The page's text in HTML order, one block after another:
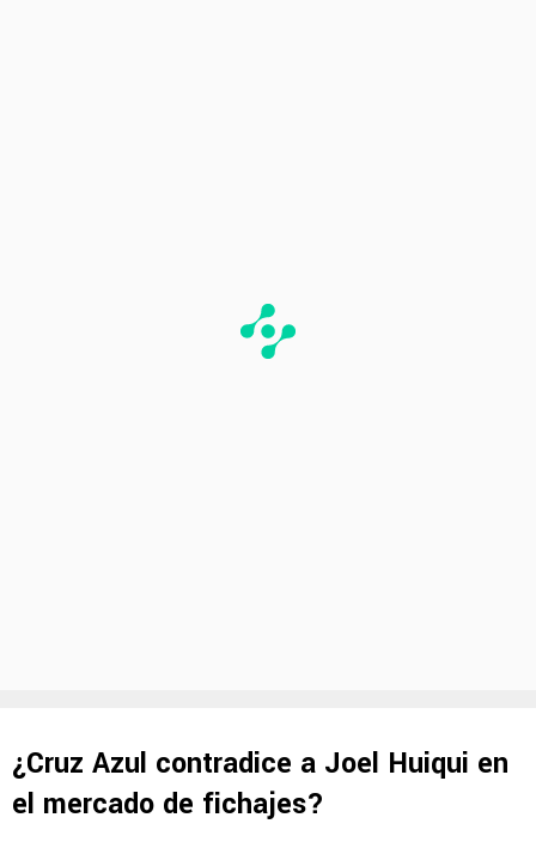
¿Cruz Azul contradice a Joel Huiqui en
el mercado de fichajes?